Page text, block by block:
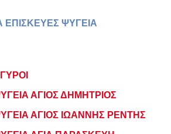
ΕΠΙΣΚΕΥΕΣ ΨΥΓΕΙΑ
ΑΓΙΟΣ ΔΗΜΗΤΡΙΟΣ
ΑΓΙΟΣ ΙΩΑΝΝΗΣ ΡΕΝΤΗΣ